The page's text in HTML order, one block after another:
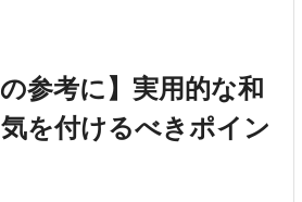
の参考に】実用的な和
を付けるべきポイン